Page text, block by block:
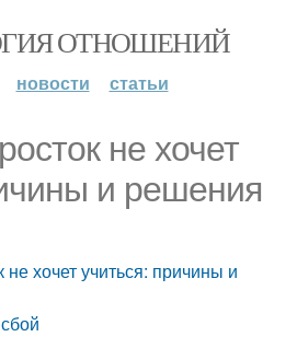
ОТНОШЕНИЙ
новости статьи
не хочет
и решения
хочет учиться: причины и